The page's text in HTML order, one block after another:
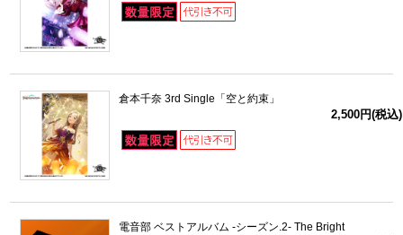
倉本千奈 3rd Single「空と約束」
2,500円(税込)
電音部 ベストアルバム -シーズン.2- The Bright